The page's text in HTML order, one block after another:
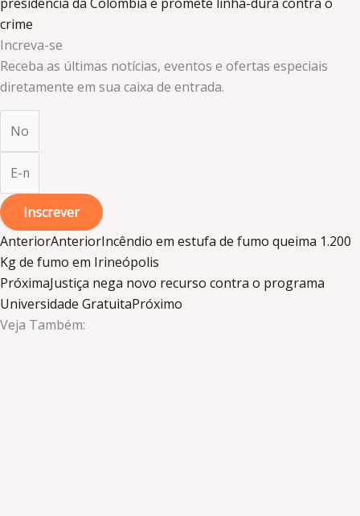
crime
Increva-se
Receba as últimas notícias, eventos e ofertas especiais
diretamente em sua caixa de entrada.​
Inscrever
AnteriorAnteriorIncêndio em estufa de fumo queima 1.200
Kg de fumo em Irineópolis
PróximaJustiça nega novo recurso contra o programa
Universidade GratuitaPróximo
Veja Também: